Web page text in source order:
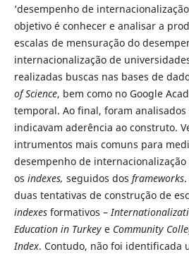
‘desempenho de
objetivo é conhecer e analisar a
escalas de mensuração do
internacionalização de
realizadas buscas nas bases de
of Science, bem como no Google
temporal. Ao final, foram
indicavam aderência ao construto.
intrumentos mais comuns para
desempenho de
os indexes, seguidos dos frameworks
duas tentativas de construção de
indexesformativos –
Education in Turkeye Community
Index. Contudo, não foi identificada